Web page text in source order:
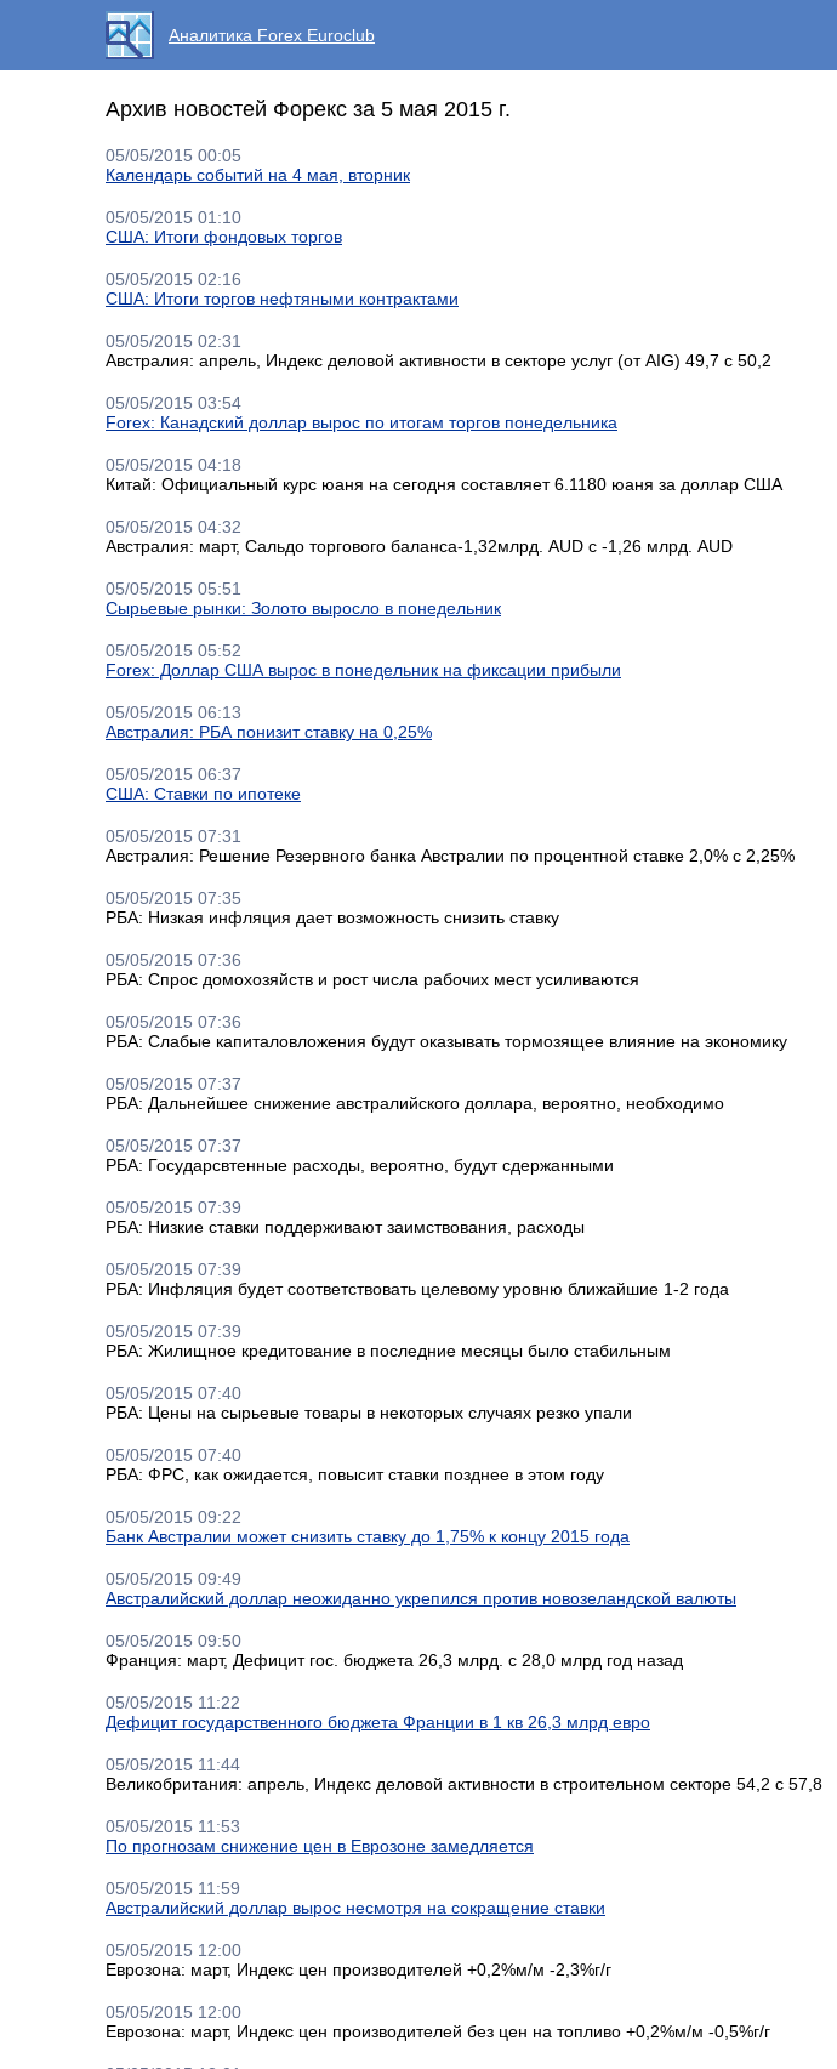
Аналитика Forex Euroclub
Архив новостей Форекс за 5 мая 2015 г.
05/05/2015 00:05
Календарь событий на 4 мая, вторник
05/05/2015 01:10
США: Итоги фондовых торгов
05/05/2015 02:16
США: Итоги торгов нефтяными контрактами
05/05/2015 02:31
Австралия: апрель, Индекс деловой активности в секторе услуг (от AIG) 49,7 с 50,2
05/05/2015 03:54
Forex: Канадский доллар вырос по итогам торгов понедельника
05/05/2015 04:18
Китай: Официальный курс юаня на сегодня составляет 6.1180 юаня за доллар США
05/05/2015 04:32
Австралия: март, Сальдо торгового баланса-1,32млрд. AUD с -1,26 млрд. AUD
05/05/2015 05:51
Сырьевые рынки: Золото выросло в понедельник
05/05/2015 05:52
Forex: Доллар США вырос в понедельник на фиксации прибыли
05/05/2015 06:13
Австралия: РБА понизит ставку на 0,25%
05/05/2015 06:37
США: Ставки по ипотеке
05/05/2015 07:31
Австралия: Решение Резервного банка Австралии по процентной ставке 2,0% с 2,25%
05/05/2015 07:35
РБА: Низкая инфляция дает возможность снизить ставку
05/05/2015 07:36
РБА: Спрос домохозяйств и рост числа рабочих мест усиливаются
05/05/2015 07:36
РБА: Слабые капиталовложения будут оказывать тормозящее влияние на экономику
05/05/2015 07:37
РБА: Дальнейшее снижение австралийского доллара, вероятно, необходимо
05/05/2015 07:37
РБА: Государсвтенные расходы, вероятно, будут сдержанными
05/05/2015 07:39
РБА: Низкие ставки поддерживают заимствования, расходы
05/05/2015 07:39
РБА: Инфляция будет соответствовать целевому уровню ближайшие 1-2 года
05/05/2015 07:39
РБА: Жилищное кредитование в последние месяцы было стабильным
05/05/2015 07:40
РБА: Цены на сырьевые товары в некоторых случаях резко упали
05/05/2015 07:40
РБА: ФРС, как ожидается, повысит ставки позднее в этом году
05/05/2015 09:22
Банк Австралии может снизить ставку до 1,75% к концу 2015 года
05/05/2015 09:49
Австралийский доллар неожиданно укрепился против новозеландской валюты
05/05/2015 09:50
Франция: март, Дефицит гос. бюджета 26,3 млрд. с 28,0 млрд год назад
05/05/2015 11:22
Дефицит государственного бюджета Франции в 1 кв 26,3 млрд евро
05/05/2015 11:44
Великобритания: апрель, Индекс деловой активности в строительном секторе 54,2 с 57,8
05/05/2015 11:53
По прогнозам снижение цен в Еврозоне замедляется
05/05/2015 11:59
Австралийский доллар вырос несмотря на сокращение ставки
05/05/2015 12:00
Еврозона: март, Индекс цен производителей +0,2%м/м -2,3%г/г
05/05/2015 12:00
Еврозона: март, Индекс цен производителей без цен на топливо +0,2%м/м -0,5%г/г